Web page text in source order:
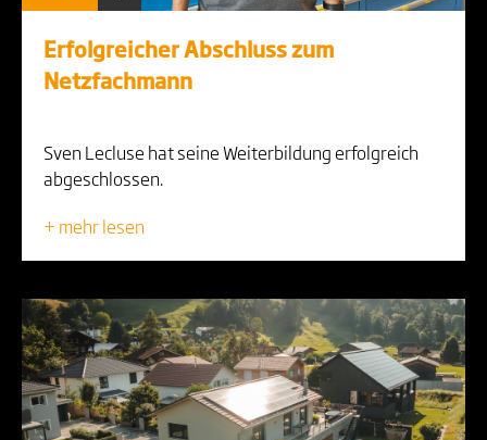
Erfolgreicher Abschluss zum
Netzfachmann
Sven Lecluse hat seine Weiterbildung erfolgreich
abgeschlossen.
+ mehr lesen